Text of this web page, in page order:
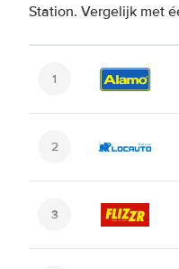
Station. Vergelijk met